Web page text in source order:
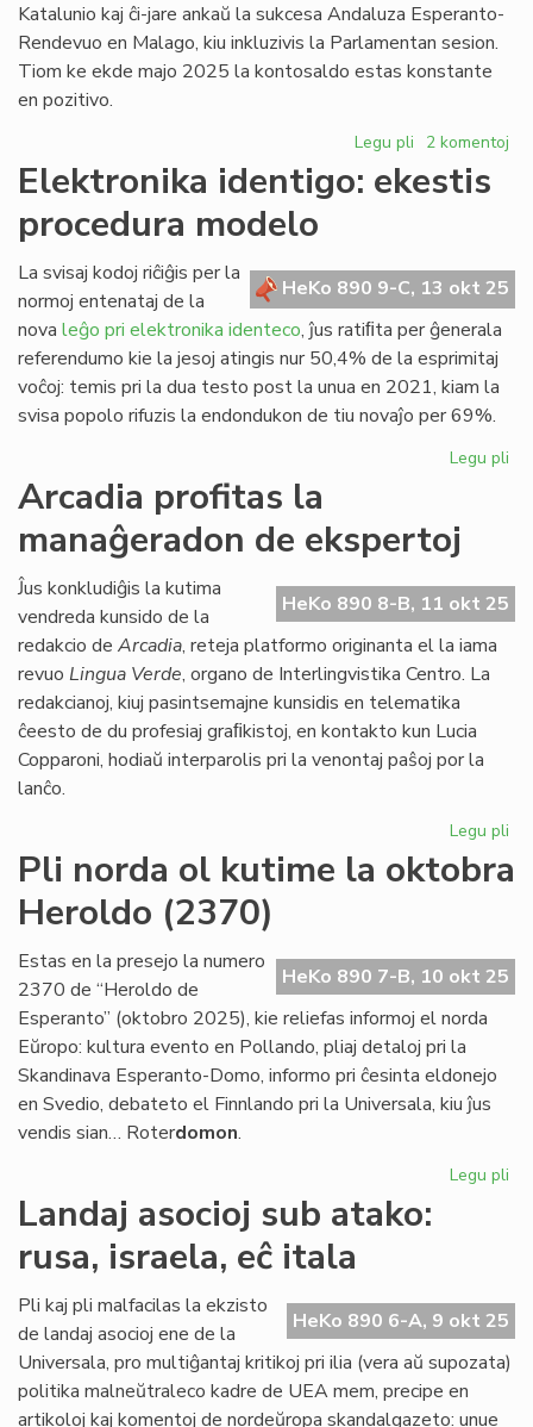
Katalunio kaj ĉi-jare ankaŭ la sukcesa Andaluza Esperanto-
Rendevuo en Malago, kiu inkluzivis la Parlamentan sesion.
Tiom ke ekde majo 2025 la kontosaldo estas konstante
en pozitivo.
Legu pli pri
Resanigita
la
de
ENa
2 komentoj
Elektronika identigo: ekestis
procedura modelo
HeKo 890 9-C, 13 okt 25
La svisaj kodoj riĉiĝis per la
normoj entenataj de la
nova leĝo pri elektronika identeco, ĵus ratiﬁta per ĝenerala
referendumo kie la jesoj atingis nur 50,4% de la esprimitaj
voĉoj: temis pri la dua testo post la unua en 2021, kiam la
svisa popolo rifuzis la endondukon de tiu novaĵo per 69%.
Legu pli
Arcadia profitas la
manaĝeradon de ekspertoj
HeKo 890 8-B, 11 okt 25
Ĵus konkludiĝis la kutima
vendreda kunsido de la
redakcio de Arcadia, reteja platformo originanta el la iama
revuo Lingua Verde, organo de Interlingvistika Centro. La
redakcianoj, kiuj pasintsemajne kunsidis en telematika
ĉeesto de du profesiaj graﬁkistoj, en kontakto kun Lucia
Copparoni, hodiaŭ interparolis pri la venontaj paŝoj por la
lanĉo.
Legu pli
de
Pli norda ol kutime la oktobra
Heroldo (2370)
HeKo 890 7-B, 10 okt 25
Estas en la presejo la numero
2370 de “Heroldo de
Esperanto” (oktobro 2025), kie reliefas informoj el norda
Eŭropo: kultura evento en Pollando, pliaj detaloj pri la
Skandinava Esperanto-Domo, informo pri ĉesinta eldonejo
en Svedio, debateto el Finnlando pri la Universala, kiu ĵus
vendis sian… Roterdomon.
Legu pli
la
Landaj asocioj sub atako:
rusa, israela, eĉ itala
HeKo 890 6-A, 9 okt 25
Pli kaj pli malfacilas la ekzisto
de landaj asocioj ene de la
Universala, pro multiĝantaj kritikoj pri ilia (vera aŭ supozata)
politika malneŭtraleco kadre de UEA mem, precipe en
artikoloj kaj komentoj de nordeŭropa skandalgazeto: unue